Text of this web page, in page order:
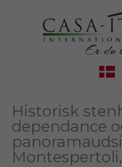
Er du
Historisk
dependance